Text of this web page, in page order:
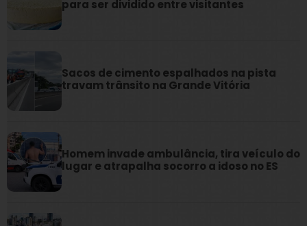
para ser dividido entre visitantes
Sacos de cimento espalhados na pista
travam trânsito na Grande Vitória
Homem invade ambulância, tira veículo do
lugar e atrapalha socorro a idoso no ES